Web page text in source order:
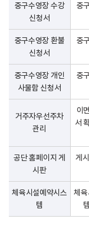
중구수영장 수강
신청서
중
중구수영장 환불
신청서
중
중구수영장 개인
사물함 신청서
중
거주자우선주차
관리
이
서
공단 홈페이지 게
시판
게
체육시설예약시스
템
체